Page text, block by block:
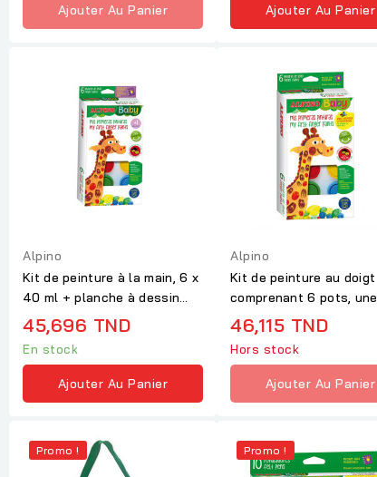
Ajouter Au Panier Ajouter Au Panier
Alpino
Kit de peinture à la main, 6 x
40 ml + planche à dessin
et...
45,696 TND
En stock
Ajouter Au Panier
Alpino
Kit de peinture au doigt
comprenant 6 pots, une
fresque, un...
46,115 TND
Hors stock
Ajouter Au Panier
Promo ! Promo !